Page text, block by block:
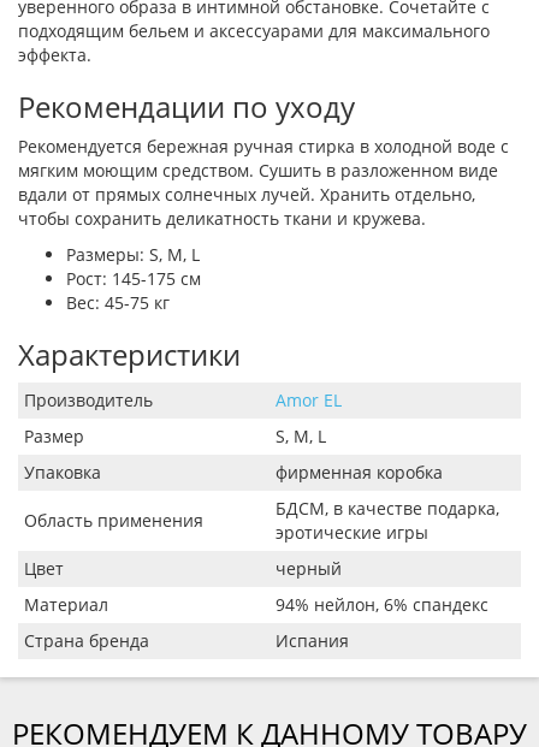
уверенного образа в интимной обстановке. Сочетайте с
подходящим бельем и аксессуарами для максимального
эффекта.
Рекомендации по уходу
Рекомендуется бережная ручная стирка в холодной воде с
мягким моющим средством. Сушить в разложенном виде
вдали от прямых солнечных лучей. Хранить отдельно,
чтобы сохранить деликатность ткани и кружева.
Размеры: S, M, L
Рост: 145-175 см
Вес: 45-75 кг
Характеристики
Производитель
Amor EL
Размер
S, M, L
Упаковка
фирменная коробка
Область применения
БДСМ, в качестве подарка,
эротические игры
Цвет
черный
Материал
94% нейлон, 6% спандекс
Страна бренда
Испания
РЕКОМЕНДУЕМ К ДАННОМУ ТОВАРУ